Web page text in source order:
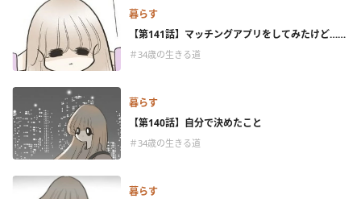
暮らす
【第141話】マッチングアプリをしてみたけど……
＃34歳の生きる道
暮らす
【第140話】自分で決めたこと
＃34歳の生きる道
暮らす